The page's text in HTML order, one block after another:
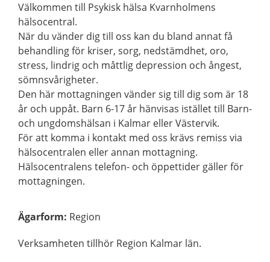
Välkommen till Psykisk hälsa Kvarnholmens
hälsocentral.
När du vänder dig till oss kan du bland annat få
behandling för kriser, sorg, nedstämdhet, oro,
stress, lindrig och måttlig depression och ångest,
sömnsvårigheter.
Den här mottagningen vänder sig till dig som är 18
år och uppåt. Barn 6-17 år hänvisas istället till Barn-
och ungdomshälsan i Kalmar eller Västervik.
För att komma i kontakt med oss krävs remiss via
hälsocentralen eller annan mottagning.
Hälsocentralens telefon- och öppettider gäller för
mottagningen.
Ägarform: Region
Verksamheten tillhör Region Kalmar län.